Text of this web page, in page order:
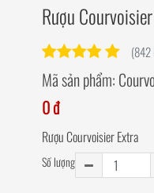
Rượu
(842
Mã sản phẩm:
0 đ
Rượu Courvoisier Extra
Số lượng